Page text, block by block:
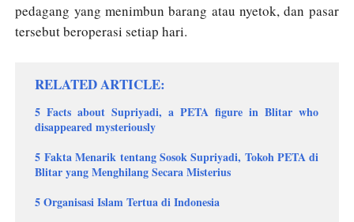
pedagang yang menimbun barang atau nyetok, dan pasar
tersebut beroperasi setiap hari.
RELATED ARTICLE
5 Facts about Supriyadi, a PETA figure in Blitar who
disappeared mysteriously
5 Fakta Menarik tentang Sosok Supriyadi, Tokoh PETA di
Blitar yang Menghilang Secara Misterius
5 Organisasi Islam Tertua di Indonesia